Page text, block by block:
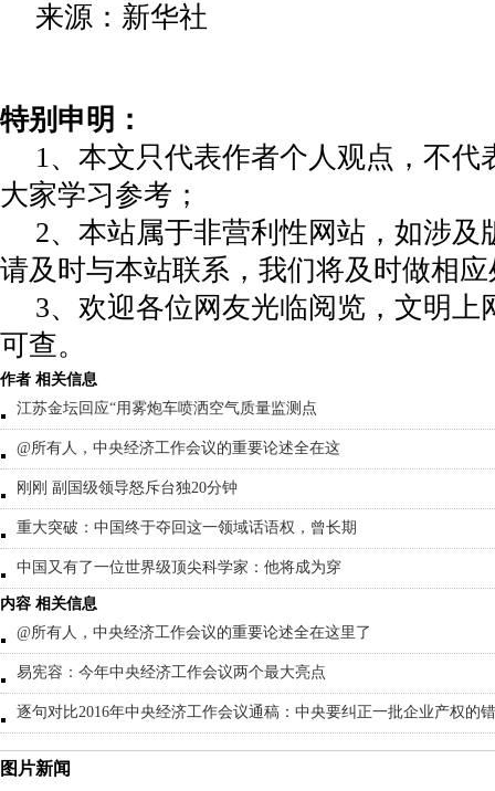
来源：新华社
特别申明：
1、本文只代表作者个人观点，不代
大家学习参考；
2、本站属于非营利性网站，如涉及
请及时与本站联系，我们将及时做相
3、欢迎各位网友光临阅览，文明上
可查。
作者 相关信息
江苏金坛回应“用雾炮车喷洒空气质量监测点
@所有人，中央经济工作会议的重要论述全在这
刚刚 副国级领导怒斥台独20分钟
重大突破：中国终于夺回这一领域话语权，曾长期
中国又有了一位世界级顶尖科学家：他将成为穿
内容 相关信息
@所有人，中央经济工作会议的重要论述全在这里了
易宪容：今年中央经济工作会议两个最大亮点
逐句对比2016年中央经济工作会议通稿：中央要纠正一批企业产权的
图片新闻